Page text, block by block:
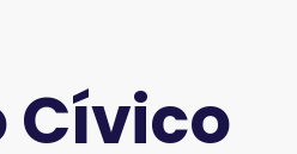
Cívico